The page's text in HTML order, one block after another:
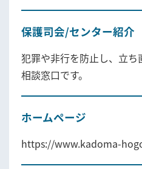
保護司会/センター紹介
犯罪や非行を防止し、立
相談窓口です。
ホームページ
https://www.kadoma-